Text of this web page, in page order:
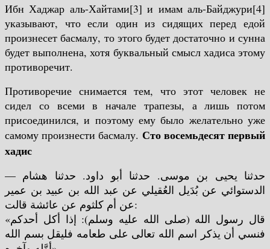
Ибн Хаджар аль-Хайтами[3] и имам аль-Байджури[4]
указывают, что если один из сидящих перед едой
произнесет басмалу, то этого будет достаточно и сунна
будет выполнена, хотя буквальный смысл хадиса этому
противоречит.
Противоречие снимается тем, что этот человек не
сидел со всеми в начале трапезы, а лишь потом
присоединился, и поэтому ему было желательно уже
самому произнести басмалу. Сто восемьдесят первый
хадис
— حدثنا يحيى بن موسى. حدثنا أبو داود. حدثنا هشام
الدستوائي عن بُدَيل العُقيلي عن عبد الله بن عبيد بن عمير
عن أم كلثوم عن عائشة قالت:
«قال رسول الله (صلى الله عليه وسلم): إذا أكل أحدكم
فنسي أن يذكر اسم الله تعالى على طعامه فليقل بسم الله